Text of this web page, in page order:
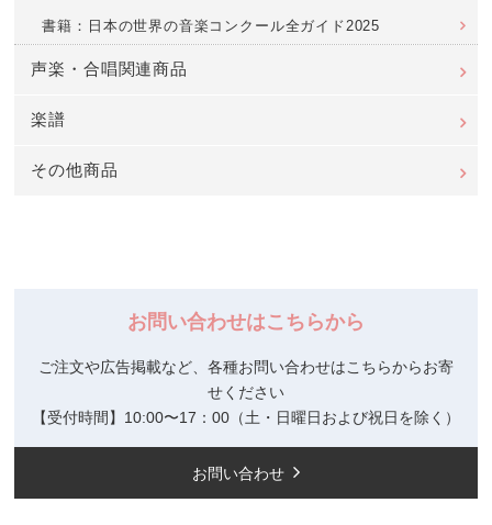
書籍：日本の世界の音楽コンクール全ガイド2025
声楽・合唱関連商品
楽譜
その他商品
お問い合わせはこちらから
ご注文や広告掲載など、各種お問い合わせはこちらからお寄
せください
【受付時間】10:00〜17：00（土・日曜日および祝日を除く）
お問い合わせ